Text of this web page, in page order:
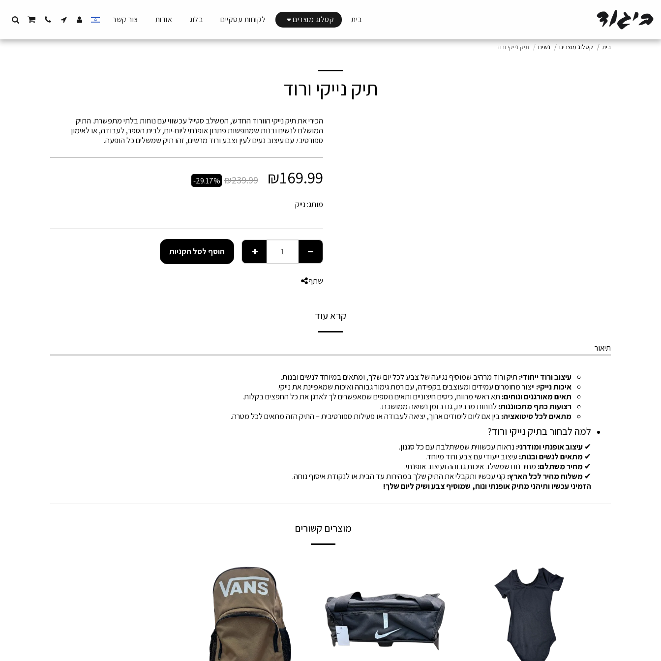
בית קטלוג מוצרים לקוחות עסקיים בלוג אודות צור קשר
בית קטלוג מוצרים נשים תיק נייקי ורוד
תיק נייקי ורוד
הכירי את תיק נייקי הוורוד החדש, המשלב סטייל עכשווי עם נוחות בלתי מתפשרת. התיק
המושלם לנשים ובנות שמחפשות פתרון אופנתי ליום-יום, לבית הספר, לעבודה, או לאימון
ספורטיבי. עם עיצוב נעים לעין וצבע ורוד מרשים, זהו תיק שמשלים כל הופעה.
₪169.99
₪239.99
-29.17%
מותג: נייק
הוסף לסל הקניות
שתף
קרא עוד
תיאור
עיצוב ורוד ייחודי: תיק ורוד מרהיב שמוסיף נגיעה של צבע לכל יום שלך, ומתאים במיוחד לנשים ובנות.
איכות נייקי: ייצור מחומרים עמידים ומעוצבים בקפידה, עם רמת גימור גבוהה ואיכות שמאפיינת את נייקי.
תאים מאורגנים ונוחים: תא ראשי מרווח, כיסים חיצוניים ותאים נוספים שמאפשרים לך לארגן את כל החפצים בקלות.
רצועות כתף מתכווננות:לנוחות מרבית, גם בזמן נשיאה ממושכת.
מתאים לכל סיטואציה:בין אם ליום לימודים ארוך, יציאה לעבודה או פעילות ספורטיבית – התיק הזה מתאים לכל מטרה.
למה לבחור בתיק נייקי ורוד?
✔ עיצוב אופנתי ומודרני: נראות עכשווית שמשתלבת עם כל סגנון.
✔ מתאים לנשים ובנות: עיצוב ייעודי עם צבע ורוד מיוחד.
✔ מחיר משתלם: מחיר נוח שמשלב איכות גבוהה ועיצוב אופנתי.
✔ משלוח מהיר לכל הארץ: קני עכשיו ותקבלי את התיק שלך במהירות עד הבית או לנקודת איסוף נוחה.
הזמיני עכשיו ותיהני מתיק אופנתי ונוח, שמוסיף צבע ושיק ליום שלך!
מוצרים קשורים